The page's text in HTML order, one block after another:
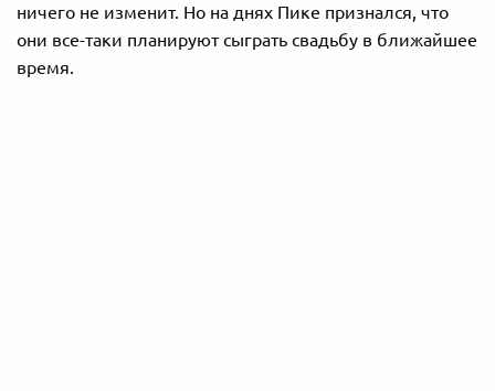
ничего не изменит. Но на днях Пике признался, что
они все-таки планируют сыграть свадьбу в ближайшее
время.